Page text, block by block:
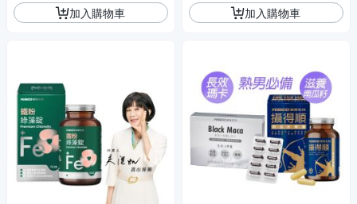
加入購物車 加入購物車